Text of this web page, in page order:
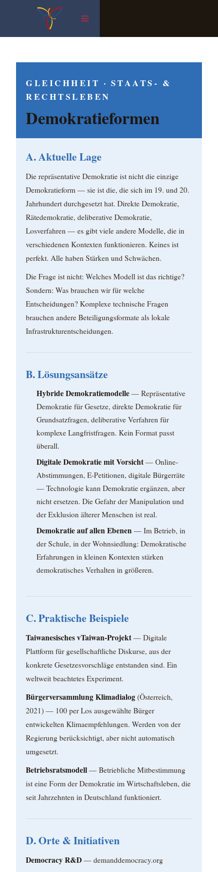
Inhalt
GLEICHHEIT · STAATS- &
RECHTSLEBEN
Demokratieformen
A. Aktuelle Lage
Die repräsentative Demokratie ist nicht die einzige
Demokratieform — sie ist die, die sich im 19. und 20.
Jahrhundert durchgesetzt hat. Direkte Demokratie,
Rätedemokratie, deliberative Demokratie,
Losverfahren — es gibt viele andere Modelle, die in
verschiedenen Kontexten funktionieren. Keines ist
perfekt. Alle haben Stärken und Schwächen.
Die Frage ist nicht: Welches Modell ist das richtige?
Sondern: Was brauchen wir für welche
Entscheidungen? Komplexe technische Fragen
brauchen andere Beteiligungsformate als lokale
Infrastrukturentscheidungen.
B. Lösungsansätze
Hybride Demokratiemodelle — Repräsentative
Demokratie für Gesetze, direkte Demokratie für
Grundsatzfragen, deliberative Verfahren für
komplexe Langfristfragen. Kein Format passt
überall.
Digitale Demokratie mit Vorsicht — Online-
Abstimmungen, E-Petitionen, digitale Bürgerräte
— Technologie kann Demokratie ergänzen, aber
nicht ersetzen. Die Gefahr der Manipulation und
der Exklusion älterer Menschen ist real.
Demokratie auf allen Ebenen — Im Betrieb, in
der Schule, in der Wohnsiedlung: Demokratische
Erfahrungen in kleinen Kontexten stärken
demokratisches Verhalten in größeren.
C. Praktische Beispiele
Taiwanesisches vTaiwan-Projekt — Digitale
Plattform für gesellschaftliche Diskurse, aus der
konkrete Gesetzesvorschläge entstanden sind. Ein
weltweit beachtetes Experiment.
Bürgerversammlung Klimadialog (Österreich,
2021) — 100 per Los ausgewählte Bürger
entwickelten Klimaempfehlungen. Werden von der
Regierung berücksichtigt, aber nicht automatisch
umgesetzt.
Betriebsratsmodell — Betriebliche Mitbestimmung
ist eine Form der Demokratie im Wirtschaftsleben, die
seit Jahrzehnten in Deutschland funktioniert.
D. Orte & Initiativen
Democracy R&D — demanddemocracy.org